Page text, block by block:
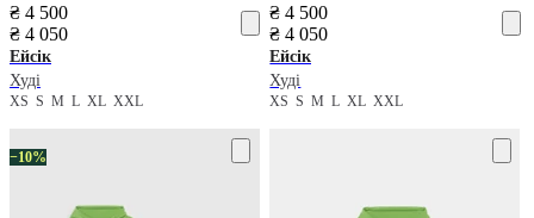
₴ 4 500
₴ 4 050
Ейсік
Худі
XS S M L XL XXL
₴ 4 500
₴ 4 050
Ейсік
Худі
XSSMLXLXXL
−10%